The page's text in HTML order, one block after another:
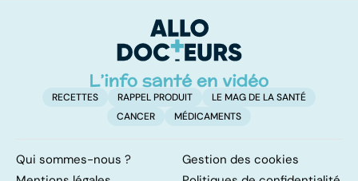
neurologique
incurable
RECETTES RAPPEL PRODUIT
LE MAG DE LA SANTÉ
CANCER
MÉDICAMENTS
Qui sommes-nous ?
Gestion des cookies